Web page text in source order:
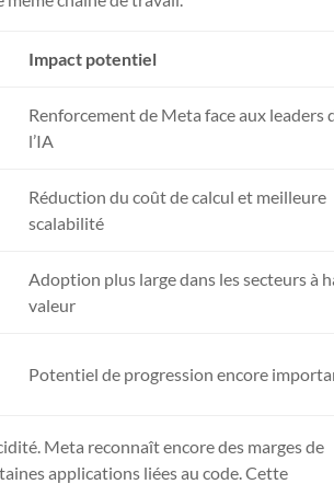
Impact potentiel
Renforcement de Meta face aux leaders
l’IA
Réduction du coût de calcul et meilleure
scalabilité
Adoption plus large dans les secteurs à
valeur
Potentiel de progression encore
Meta reconnaît encore des marges de
applications liées au code. Cette